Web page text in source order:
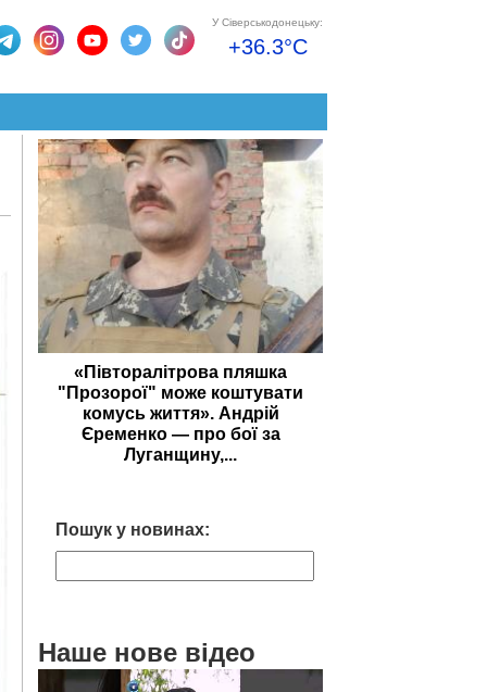
У Сіверськодонецьку:
+36.3°C
«Півторалітрова пляшка
"Прозорої" може коштувати
комусь життя». Андрій
Єременко — про бої за
Луганщину,...
Пошук у новинах:
Наше нове відео